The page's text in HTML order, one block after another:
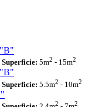
Superficie: 5m2 - 15m2
Superficie: 5.5m2 - 10m2
2 2